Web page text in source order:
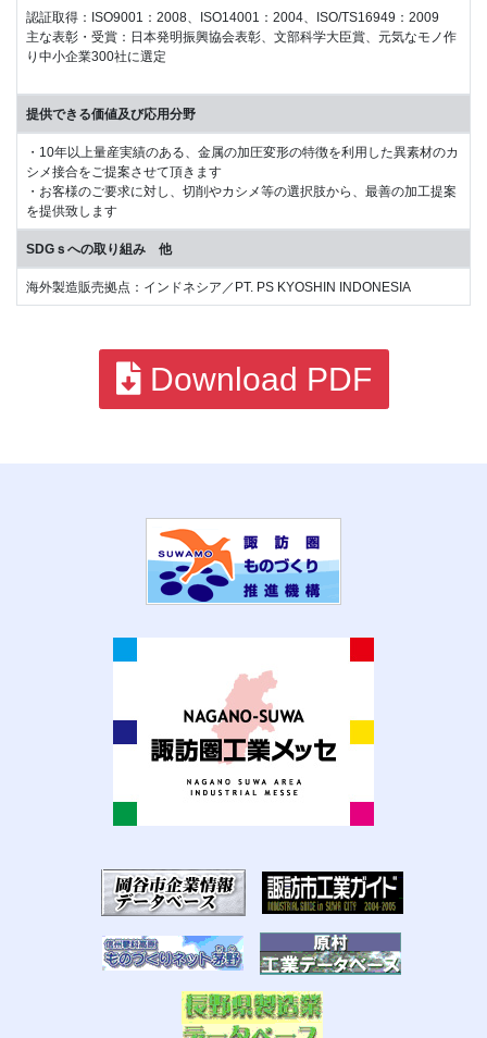
認証取得：ISO9001：2008、ISO14001：2004、ISO/TS16949：2009
主な表彰・受賞：日本発明振興協会表彰、文部科学大臣賞、元気なモノ作
り中小企業300社に選定
提供できる価値及び応用分野
・10年以上量産実績のある、金属の加圧変形の特徴を利用した異素材のカ
シメ接合をご提案させて頂きます
・お客様のご要求に対し、切削やカシメ等の選択肢から、最善の加工提案
を提供致します
SDGｓへの取り組み 他
海外製造販売拠点：インドネシア／PT. PS KYOSHIN INDONESIA
Download PDF